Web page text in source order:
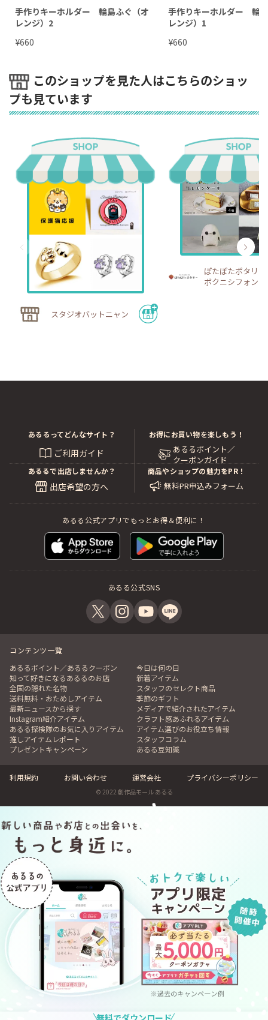
手作りキーホルダー 輪島ふぐ（オ
レンジ）2
¥660
手作りキーホルダー 輪
レンジ）1
¥660
このショップを見た人はこちらのショッ
プも見ています
スタジオバットニャン
ぽたぽたポタリ
ボクニシフォン
あるるってどんなサイト？
ご利用ガイド
お得にお買い物を楽しもう！
あるるポイント／
クーポンガイド
あるるで出店しませんか？
出店希望の方へ
商品やショップの魅力をPR！
無料PR申込みフォーム
あるる公式アプリでもっとお得＆便利に！
あるる公式SNS
コンテンツ一覧
あるるポイント／あるるクーポン
今日は何の日
知って好きになるあるるのお店
新着アイテム
全国の隠れた名物
スタッフのセレクト商品
送料無料・おためしアイテム
季節のギフト
最新ニュースから探す
メディアで紹介されたアイテム
Instagram紹介アイテム
クラフト感あふれるアイテム
あるる探検隊のお気に入りアイテム
アイテム選びのお役立ち情報
推しアイテムレポート
スタッフコラム
プレゼントキャンペーン
あるる豆知識
利用規約 お問い合わせ 運営会社 プライバシーポリシー
© 2022 創作品モール あるる